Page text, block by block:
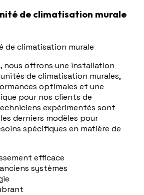
de climatisation murale
de climatisation murale
nous offrons une installation
de climatisation murales,
optimales et une
pour nos clients de
expérimentés sont
derniers modèles pour
spécifiques en matière de
efficace
systèmes